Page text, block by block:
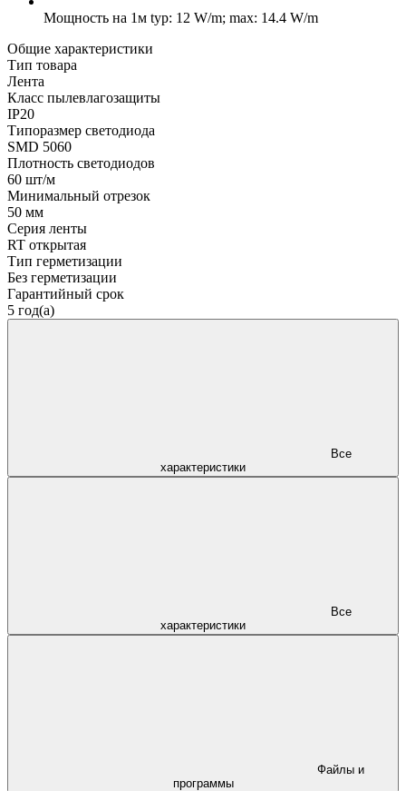
Мощность на 1м typ: 12 W/m; max: 14.4 W/m
Общие характеристики
Тип товара
Лента
Класс пылевлагозащиты
IP20
Типоразмер светодиода
SMD 5060
Плотность светодиодов
60 шт/м
Минимальный отрезок
50 мм
Серия ленты
RT открытая
Тип герметизации
Без герметизации
Гарантийный срок
5 год(а)
характеристики
характеристики
программы